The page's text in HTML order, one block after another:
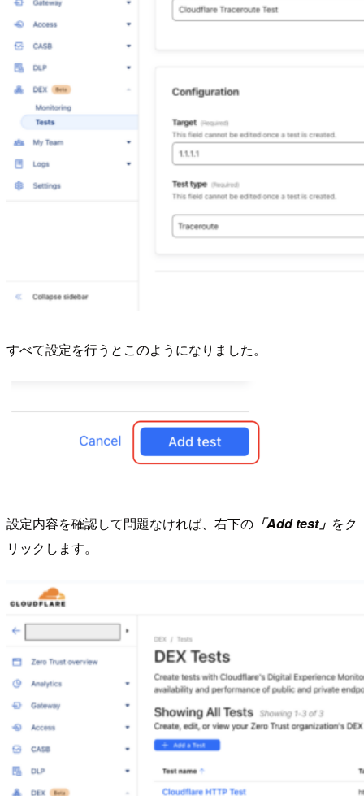
すべて設定を行うとこのようになりました。
設定内容を確認して問題なければ、右下の 「Add test」 をク
リックします。